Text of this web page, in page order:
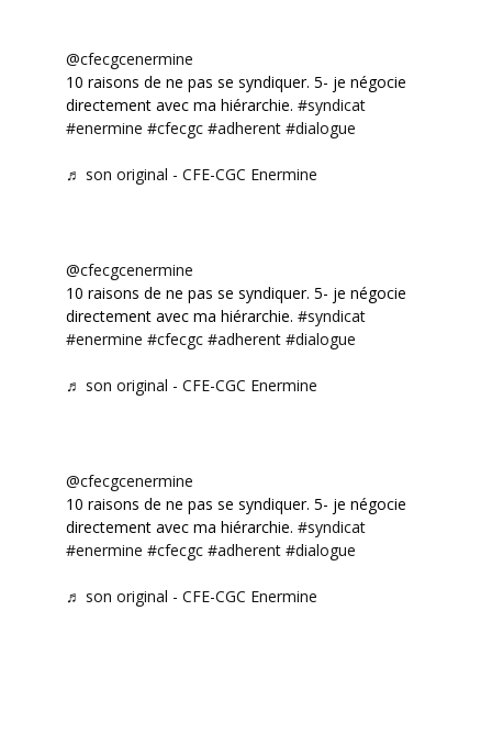
@cfecgcenermine
10 raisons de ne pas se syndiquer. 5- je négocie
directement avec ma hiérarchie. #syndicat
#enermine #cfecgc #adherent #dialogue
♬ son original - CFE-CGC Enermine
@cfecgcenermine
10 raisons de ne pas se syndiquer. 5- je négocie
directement avec ma hiérarchie. #syndicat
#enermine #cfecgc #adherent #dialogue
♬ son original - CFE-CGC Enermine
@cfecgcenermine
10 raisons de ne pas se syndiquer. 5- je négocie
directement avec ma hiérarchie. #syndicat
#enermine #cfecgc #adherent #dialogue
♬ son original - CFE-CGC Enermine